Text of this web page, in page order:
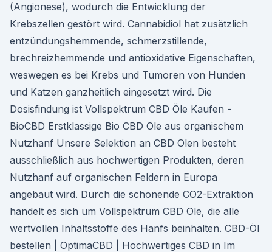
(Angionese), wodurch die Entwicklung der
Krebszellen gestört wird. Cannabidiol hat zusätzlich
entzündungshemmende, schmerzstillende,
brechreizhemmende und antioxidative Eigenschaften,
weswegen es bei Krebs und Tumoren von Hunden
und Katzen ganzheitlich eingesetzt wird. Die
Dosisfindung ist Vollspektrum CBD Öle Kaufen -
BioCBD Erstklassige Bio CBD Öle aus organischem
Nutzhanf Unsere Selektion an CBD Ölen besteht
ausschließlich aus hochwertigen Produkten, deren
Nutzhanf auf organischen Feldern in Europa
angebaut wird. Durch die schonende CO2-Extraktion
handelt es sich um Vollspektrum CBD Öle, die alle
wertvollen Inhaltsstoffe des Hanfs beinhalten. CBD-Öl
bestellen | OptimaCBD | Hochwertiges CBD in Im